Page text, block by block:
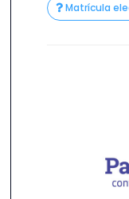
Matrícula